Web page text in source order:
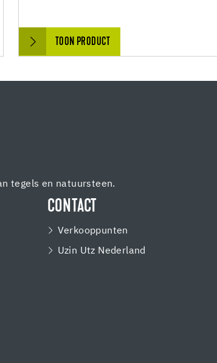
TOON PRODUCT
tegels en natuursteen.
CONTACT
Verkooppunten
Uzin Utz Nederland